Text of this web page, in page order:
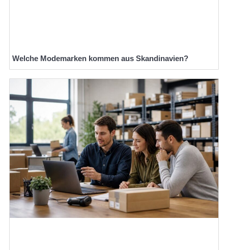
Welche Modemarken kommen aus Skandinavien?